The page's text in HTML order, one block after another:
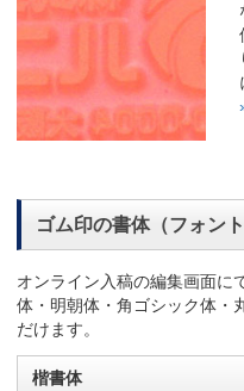
ゴム印の書体（フォン
オンライン入稿の編集画面に
体・明朝体・角ゴシック体・
だけます。
楷書体